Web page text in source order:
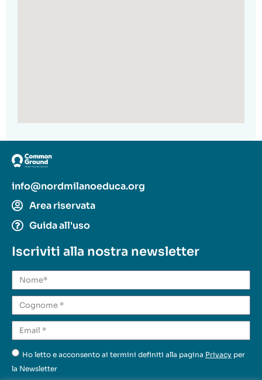
info@nordmilanoeduca.org
Area riservata
Guida all'uso
Iscriviti alla nostra newsletter
Ho letto e acconsento ai termini definiti alla pagina Privacy per
la Newsletter